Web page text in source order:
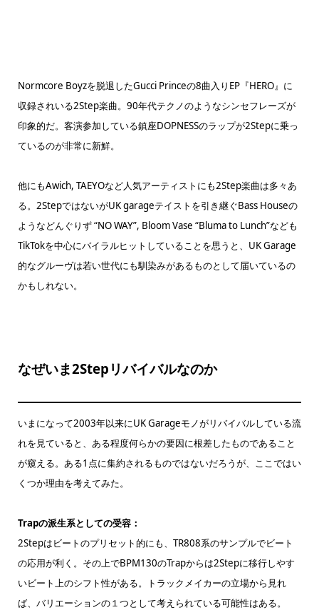
Normcore Boyzを脱退したGucci Princeの8曲入りEP『HERO』に
収録されいる2Step楽曲。90年代テクノのようなシンセフレーズが
印象的だ。客演参加している鎮座DOPNESSのラップが2Stepに乗っ
ているのが非常に新鮮。
他にもAwich, TAEYOなど人気アーティストにも2Step楽曲は多々あ
る。2StepではないがUK garageテイストを引き継ぐBass Houseの
ようなどんぐりず “NO WAY”, Bloom Vase “Bluma to Lunch”なども
TikTokを中心にバイラルヒットしていることを思うと、UK Garage
的なグルーヴは若い世代にも馴染みがあるものとして届いているの
かもしれない。
なぜいま2Stepリバイバルなのか
いまになって2003年以来にUK Garageモノがリバイバルしている流
れを見ていると、ある程度何らかの要因に根差したものであること
が窺える。ある1点に集約されるものではないだろうが、ここではい
くつか理由を考えてみた。
Trapの派生系としての受容：
2Stepはビートのプリセット的にも、TR808系のサンプルでビート
の応用が利く。その上でBPM130のTrapからは2Stepに移行しやす
いビート上のシフト性がある。トラックメイカーの立場から見れ
ば、バリエーションの１つとして考えられている可能性はある。